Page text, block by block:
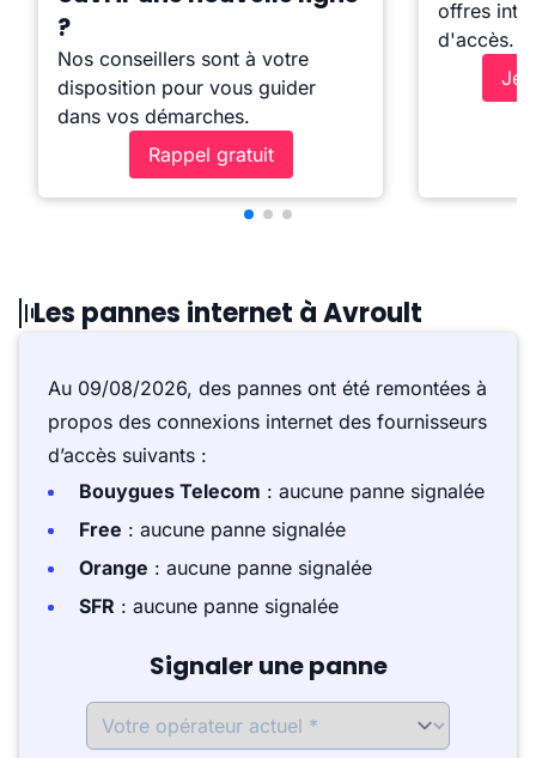
?
Nos conseillers sont à votre
disposition pour vous guider
dans vos démarches.
Rappel gratuit
offres
d'accès.
Je
Les pannes internet à Avroult
Au 09/08/2026, des pannes ont été remontées à
propos des connexions internet des fournisseurs
d’accès suivants :
Bouygues Telecom : aucune panne signalée
Free : aucune panne signalée
Orange : aucune panne signalée
SFR : aucune panne signalée
Signaler une panne